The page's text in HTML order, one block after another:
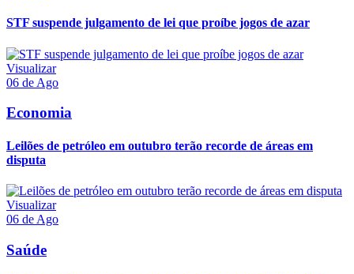
STF suspende julgamento de lei que proíbe jogos de azar
Visualizar
06 de Ago
Economia
Leilões de petróleo em outubro terão recorde de áreas em
disputa
Visualizar
06 de Ago
Saúde